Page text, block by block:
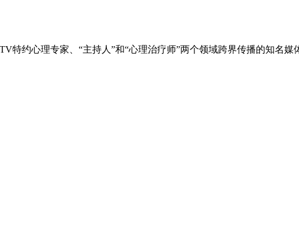
特约心理专家、“主持人”和“心理治疗师”两个领域跨界传播的知名